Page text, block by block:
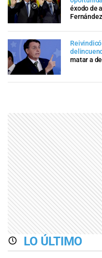
éxodo de
matar a
LO ÚLTIMO